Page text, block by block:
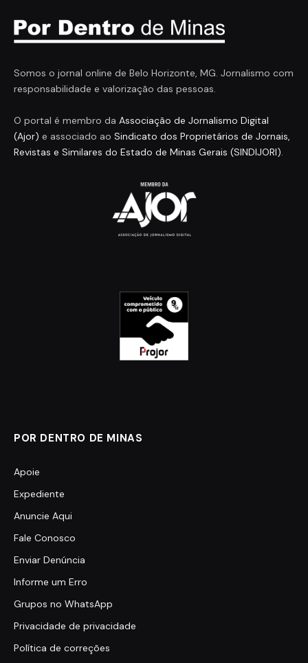
Somos o jornal online de Belo Horizonte, MG. Jornalismo com
responsabilidade e valorização das pessoas.
O portal é membro da Associação de Jornalismo Digital
(Ajor) e associado ao Sindicato dos Proprietários de Jornais,
Revistas e Similares do Estado de Minas Gerais (SINDIJORI).
POR DENTRO DE MINAS
Apoie
Expediente
Anuncie Aqui
Fale Conosco
Enviar Denúncia
Informe um Erro
Grupos no WhatsApp
Privacidade de privacidade
Política de correções